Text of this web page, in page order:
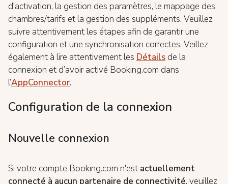
d'activation, la gestion des paramètres, le mappage des
chambres/tarifs et la gestion des suppléments. Veuillez
suivre attentivement les étapes afin de garantir une
configuration et une synchronisation correctes. Veillez
également à lire attentivement les Détails de la
connexion et d’avoir activé Booking.com dans
l’AppConnector.
Configuration de la connexion
Nouvelle connexion
Si votre compte Booking.com n'est actuellement
connecté à aucun partenaire de connectivité, veuillez